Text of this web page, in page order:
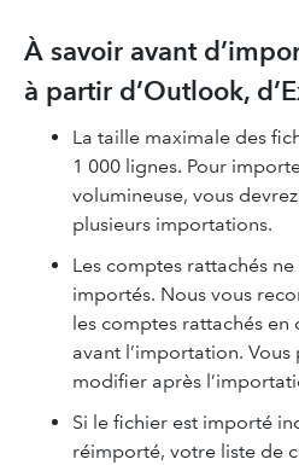
À savoir avant
à partir d’Outlook,
La taille maximale des
1 000 lignes. Pour
volumineuse, vous
plusieurs importations.
Les comptes rattachés
importés. Nous vous
les comptes rattachés
avant l’importation.
modifier après
Si le fichier est importé
réimporté, votre liste de